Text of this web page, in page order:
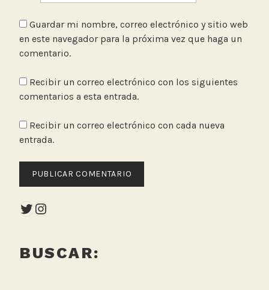
Guardar mi nombre, correo electrónico y sitio web
en este navegador para la próxima vez que haga un
comentario.
Recibir un correo electrónico con los siguientes
comentarios a esta entrada.
Recibir un correo electrónico con cada nueva
entrada.
Twitter
Instagram
BUSCAR: